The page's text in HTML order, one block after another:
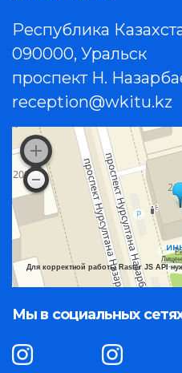
Республика
090000, Уральск
проспект Н.
reception@wkitu.kz
Для корректной работы Raster JS API
Мы в социальных